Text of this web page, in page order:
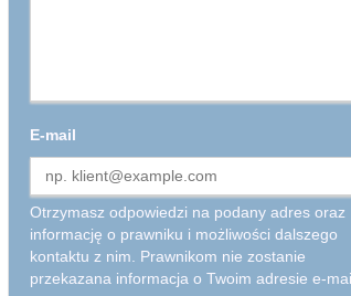
E-mail
Otrzymasz odpowiedzi na podany adres oraz
informację o prawniku i możliwości dalszego
kontaktu z nim. Prawnikom nie zostanie
przekazana informacja o Twoim adresie e-